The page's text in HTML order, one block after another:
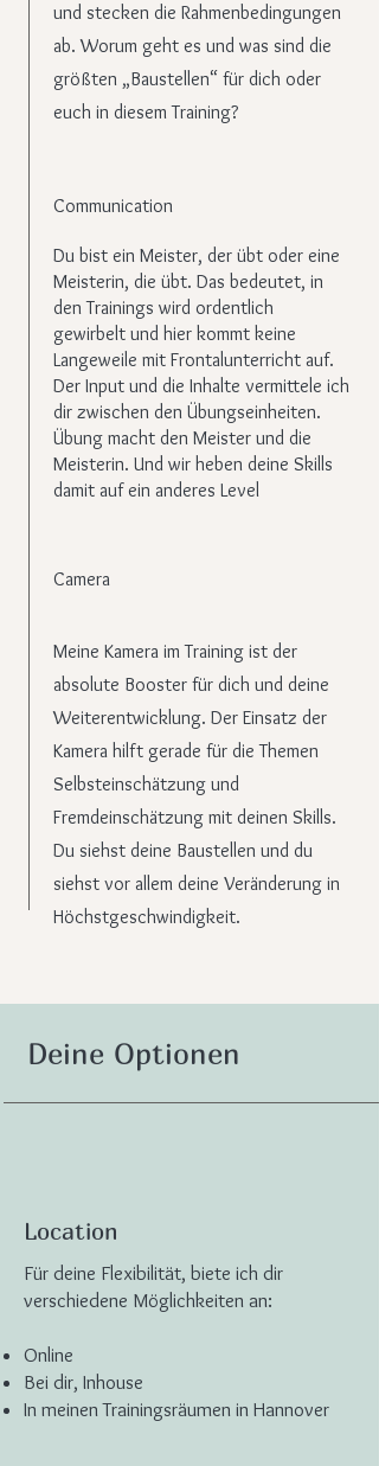
und stecken die Rahmenbedingungen
ab. Worum geht es und was sind die
größten „Baustellen“ für dich oder
euch in diesem Training?
Communication
Du bist ein Meister, der übt oder eine
Meisterin, die übt. Das bedeutet, in
den Trainings wird ordentlich
gewirbelt und hier kommt keine
Langeweile mit Frontalunterricht auf.
Der Input und die Inhalte vermittele ich
dir zwischen den Übungseinheiten.
Übung macht den Meister und die
Meisterin. Und wir heben deine Skills
damit auf ein anderes Level
Camera
Meine Kamera im Training ist der
absolute Booster für dich und deine
Weiterentwicklung. Der Einsatz der
Kamera hilft gerade für die Themen
Selbsteinschätzung und
Fremdeinschätzung mit deinen Skills.
Du siehst deine Baustellen und du
siehst vor allem deine Veränderung in
Höchstgeschwindigkeit.
Deine Optionen
Location
Für deine Flexibilität, biete ich dir
verschiedene Möglichkeiten an:
Online
Bei dir, Inhouse
In meinen Trainingsräumen in Hannover